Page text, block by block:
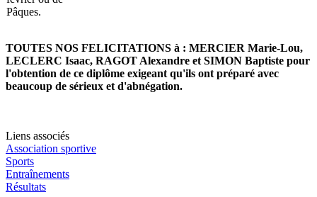
Pâques.
TOUTES NOS FELICITATIONS à : MERCIER Marie-Lou,
LECLERC Isaac, RAGOT Alexandre et SIMON Baptiste pour
l'obtention de ce diplôme exigeant qu'ils ont préparé avec
beaucoup de sérieux et d'abnégation.
Liens associés
Association sportive
Sports
Entraînements
Résultats